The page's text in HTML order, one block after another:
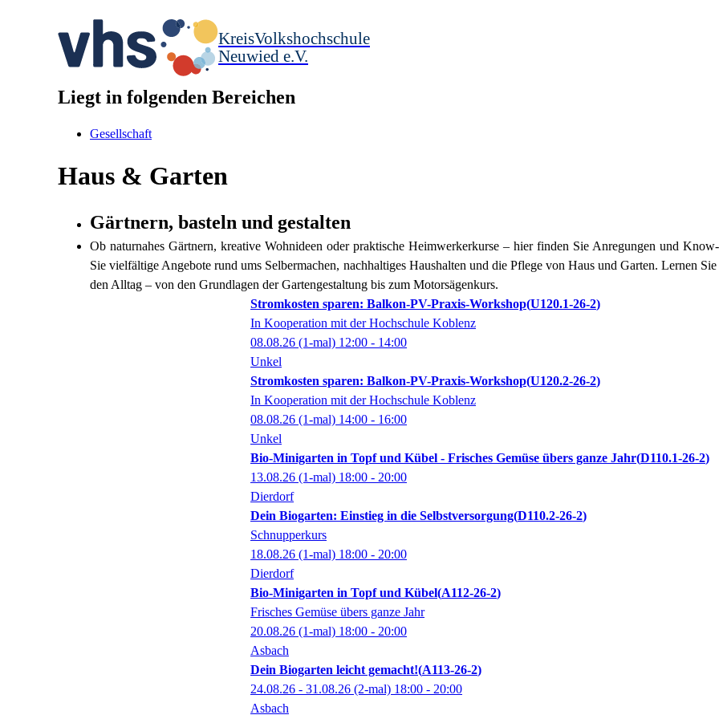
KreisVolkshochschule
Neuwied e.V.
Liegt in folgenden Bereichen
Gesellschaft
Haus & Garten
Gärtnern, basteln und gestalten
Ob naturnahes Gärtnern, kreative Wohnideen oder praktische Heimwerkerkurse – hier finden Sie Anregungen und
Sie vielfältige Angebote rund ums Selbermachen, nachhaltiges Haushalten und die Pflege von Haus und Garten. Lernen
den Alltag – von den Grundlagen der Gartengestaltung bis zum Motorsägenkurs.
Stromkosten sparen: Balkon-PV-Praxis-Workshop U120.1-26-2
In Kooperation mit der Hochschule Koblenz
08.08.26 (1-mal) 12:00 - 14:00
Unkel
Stromkosten sparen: Balkon-PV-Praxis-Workshop U120.2-26-2
In Kooperation mit der Hochschule Koblenz
08.08.26 (1-mal) 14:00 - 16:00
Unkel
Bio-Minigarten in Topf und Kübel - Frisches Gemüse übers ganze Jahr D110.1-26-2
13.08.26 (1-mal) 18:00 - 20:00
Dierdorf
Dein Biogarten: Einstieg in die Selbstversorgung D110.2-26-2
Schnupperkurs
18.08.26 (1-mal) 18:00 - 20:00
Dierdorf
Bio-Minigarten in Topf und Kübel A112-26-2
Frisches Gemüse übers ganze Jahr
20.08.26 (1-mal) 18:00 - 20:00
Asbach
Dein Biogarten leicht gemacht! A113-26-2
24.08.26 - 31.08.26 (2-mal) 18:00 - 20:00
Asbach